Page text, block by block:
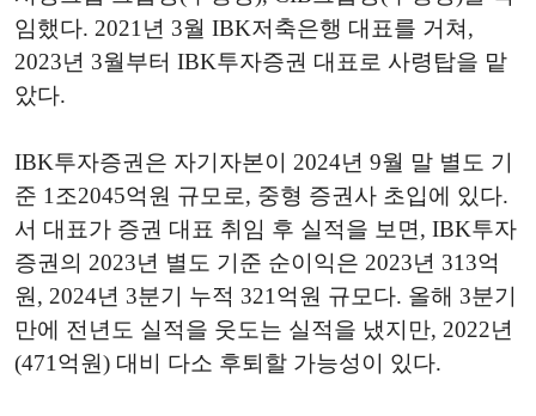
임했다. 2021년 3월 IBK저축은행 대표를 거쳐,
2023년 3월부터 IBK투자증권 대표로 사령탑을 맡
았다.
IBK투자증권은 자기자본이 2024년 9월 말 별도 기
준 1조2045억원 규모로, 중형 증권사 초입에 있다.
서 대표가 증권 대표 취임 후 실적을 보면, IBK투자
증권의 2023년 별도 기준 순이익은 2023년 313억
원, 2024년 3분기 누적 321억원 규모다. 올해 3분기
만에 전년도 실적을 웃도는 실적을 냈지만, 2022년
(471억원) 대비 다소 후퇴할 가능성이 있다.